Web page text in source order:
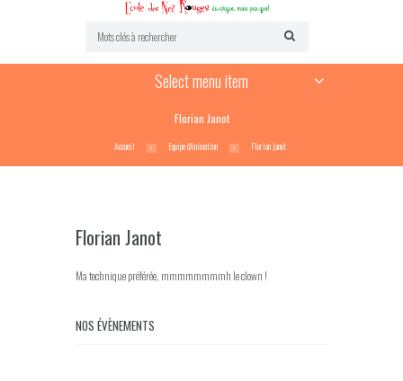
Select menu item
Florian Janot
Accueil Equipe d'Animation Florian Janot
Florian Janot
Ma technique préférée, mmmmmmmmh le clown !
NOS ÉVÈNEMENTS